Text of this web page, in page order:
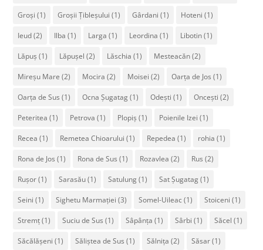
Groși (1) Groșii Țibleșului (1) Gârdani (1) Hoteni (1)
Ieud(2) Ilba (1) Larga (1) Leordina (1) Libotin(1)
Lăpuș (1) Lăpușel (2) Lăschia (1) Mesteacăn(2)
Mireșu Mare (2) Mocira (2) Moisei (2) Oarța de Jos (1)
Oarța de Sus (1) Ocna Șugatag(1) Odești (1) Oncești (2)
Peteritea (1) Petrova (1) Plopiș (1) Poienile Izei (1)
Recea (1) Remetea Chioarului (1) Repedea (1) rohia (1)
Rona de Jos (1) Rona de Sus (1) Rozavlea (2) Rus (2)
Rușor(1) Sarasău(1) Satulung(1) Sat Șugatag(1)
Seini (1) Sighetu Marmației (3) Somel-Uileac(1) Stoiceni (1)
Stremț(1) Suciu de Sus (1) Sâpânța (1) Sârbi (1) Săcel (1)
Săcălășeni (1) Săliștea de Sus (1) Sălnița (2) Săsar(1)